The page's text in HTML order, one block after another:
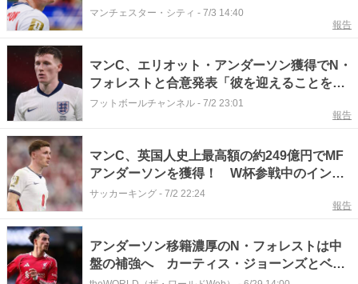
マンチェスター・シティ - 7/3 14:40
報告
マンC、エリオット・アンダーソン獲得でN・
フォレストと合意発表「彼を迎えることを楽
しみにしている」
フットボールチャンネル - 7/2 23:01
報告
マンC、英国人史上最高額の約249億円でMF
アンダーソンを獲得！ W杯参戦中のイング
ランド代表と5年契約締結
サッカーキング - 7/2 22:24
報告
アンダーソン移籍濃厚のN・フォレストは中
盤の補強へ カーティス・ジョーンズとベリ
ヴァルに注目か